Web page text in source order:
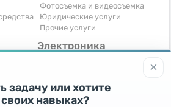
Фотосъемка и видеосъемка
Юридические услуги
Прочие услуги
Электроника
Приставки и видеоигры
Телефоны и связь
×
задачу или хотите
навыках?